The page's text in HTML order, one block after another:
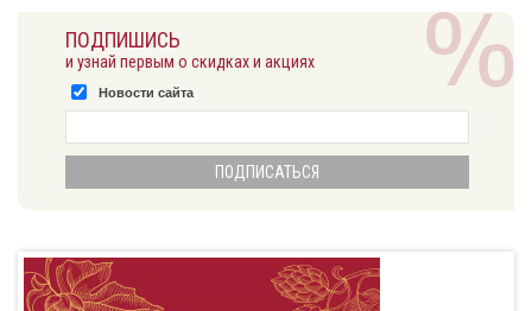
ПОДПИШИСЬ
и узнай первым о скидках и акциях
Новости сайта